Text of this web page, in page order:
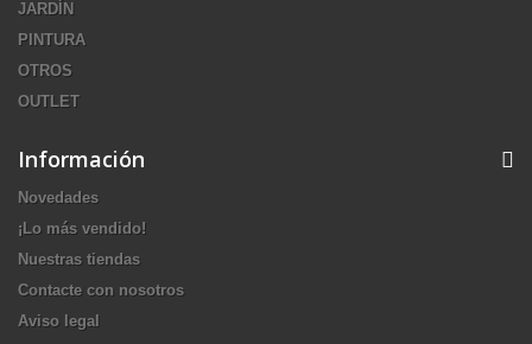
JARDÍN
PINTURA
OTROS
OUTLET
Información
Novedades
¡Lo más vendido!
Nuestras tiendas
Contacte con nosotros
Aviso legal